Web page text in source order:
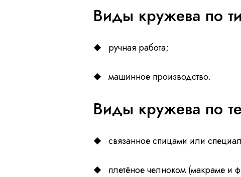
Виды кружева по
ручная работа;
машинное производство.
Виды кружева по
связанное спицами или
плетёное челноком (макраме и